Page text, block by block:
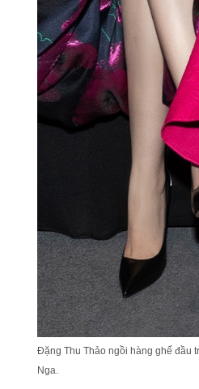
Đặng Thu Thảo ngồi hàng ghế đầu
Nga.